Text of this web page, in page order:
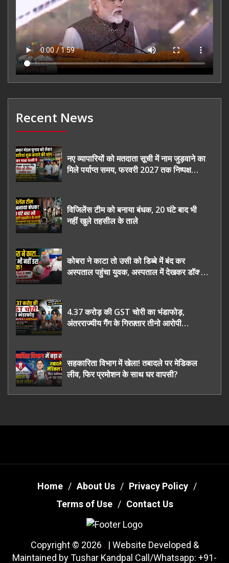
Recent News
नए व्यापारियों को मतदाता सूची में नाम जुड़वाने का
मिले पर्याप्त समय, फरवरी 2027 तक निष्पक्ष
विजिलेंस टीम को बनाया बंधक, 20 घंटे बाद भी
नहीं खुले तहसील के ताले
कोबरा ने काटा तो उसी को डिब्बे में बंद कर
अस्पताल पहुंचा युवक, अस्पताल में देखकर डॉक्टर
4.37 करोड़ की GST चोरी का भंडाफोड़,
अंतरराज्यीय गैंग के गिरफ़्तार तीनो आरोपी
सहकारिता विभाग में खेला! तबादले पर मेडिकल
लीव, फिर प्रमोशन के साथ घर वापसी?
Home About Us
Privacy Policy
Terms of Use
Contact Us
Copyright © 2026 . | Website Developed &
Maintained by Tushar Kandpal Call/Whatsapp: +91-